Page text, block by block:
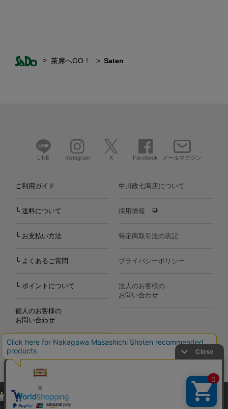
茶席へGO！ Saten
LINE Instagram X Facebook メールマガジン
ご利用ガイド
└ 送料について
└ お支払い方法
└ よくあるご質問
└ ポイントについて
個人のお客様の
お問い合わせ
中川政七商店について
採用情報
特定商取引法の表記
プライバシーポリシー
法人のお客様の
お問い合わせ
Copyright©2000-2026
Nakagawa Masashichi Shoten All Rights Reserved.
当サイトでは、当サイト内における閲覧履歴・属性情報などの取得およ
び利便性向上のためにクッキー（Cookie）を使用いたします。詳細に